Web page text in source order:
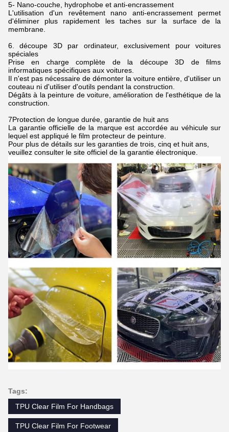
5- Nano-couche, hydrophobe et anti-encrassement
L'utilisation d'un revêtement nano anti-encrassement permet
d'éliminer plus rapidement les taches sur la surface de la
membrane.
6. découpe 3D par ordinateur, exclusivement pour voitures
spéciales
Prise en charge complète de la découpe 3D de films
informatiques spécifiques aux voitures.
Il n'est pas nécessaire de démonter la voiture entière, d'utiliser un
couteau ni d'utiliser d'outils pendant la construction.
Dégâts à la peinture de voiture, amélioration de l'esthétique de la
construction.
7Protection de longue durée, garantie de huit ans
La garantie officielle de la marque est accordée au véhicule sur
lequel est appliqué le film protecteur de peinture.
Pour plus de détails sur les garanties de trois, cinq et huit ans,
veuillez consulter le site officiel de la garantie électronique.
Tags:
TPU Clear Film For Handbags
TPU Clear Film For Footwear